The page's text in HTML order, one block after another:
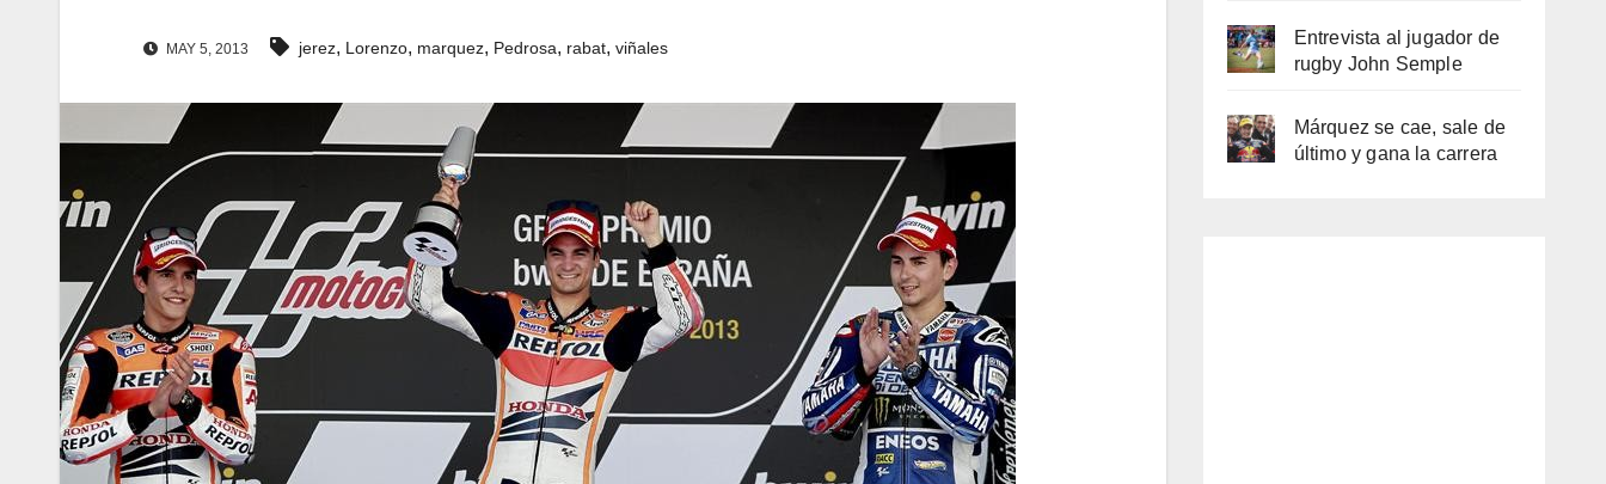
MAY 5, 2013 jerez, Lorenzo, marquez, Pedrosa, rabat, viñales
Entrevista al jugador de
rugby John Semple
Márquez se cae, sale de
último y gana la carrera